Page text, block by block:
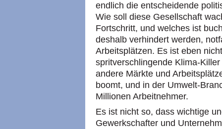
endlich die entscheidende
Wie soll diese Gesellschaft
Fortschritt, und welches ist
deshalb verhindert werden,
Arbeitsplätzen. Es ist eben
spritverschlingende Klima-
andere Märkte und
boomt, und in der Umwelt-
Millionen Arbeitnehmer.
Es ist nicht so, dass wichtige
Gewerkschafter und